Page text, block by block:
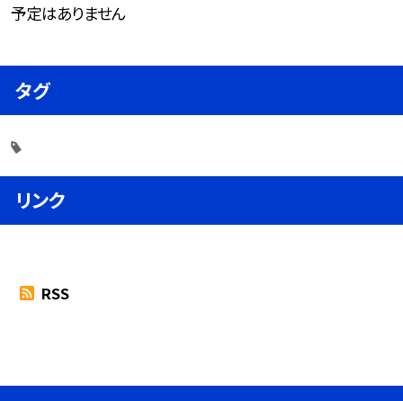
予定はありません
タグ
リンク
RSS